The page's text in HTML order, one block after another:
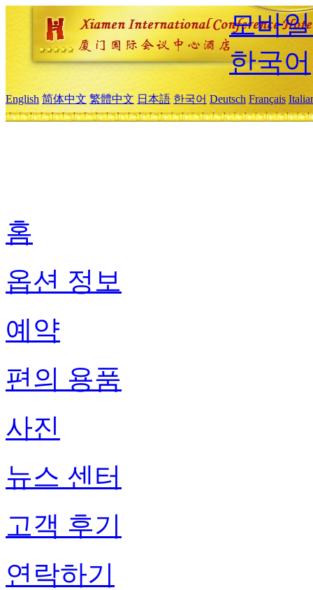
모바
한국어
English 简体中文 繁體中文 日本語 한국어 Deutsch Français
홈
옵션 정보
예약
편의 용품
사진
뉴스 센터
고객 후기
연락하기